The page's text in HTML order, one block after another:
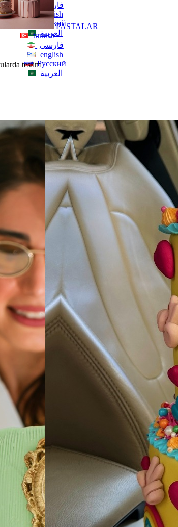
فارسی
english
Русский
العربية
PASTALAR
turkish
فارسی
english
Русский
العربية
teslim